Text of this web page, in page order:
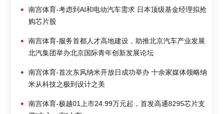
南宫体育-考虑到AI和电动汽车需求 日本顶级基金经理拟抢
购芯片股
南宫体育-服务首都人才高地建设，助推北京汽车产业发展
北汽集团举办北京国际青年创新发展论坛
南宫体育-首次东风纳米开放日成功举办 十余家媒体领略纳
米从科技之极到设计之美
南宫体育-极越01上市24.99万元起，首发高通8295芯片支